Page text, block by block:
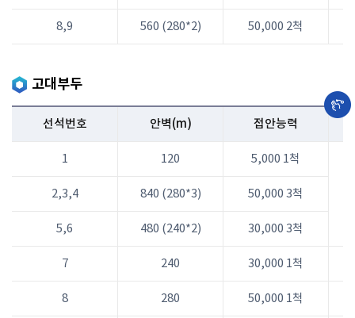
8,9 560 (280*2) 50,000 2척
고대부두
선석번호 안벽(m) 접안능력
1 120 5,000 1척
2,3,4 840 (280*3) 50,000 3척
5,6 480 (240*2) 30,000 3척
7 240 30,000 1척
8 280 50,000 1척